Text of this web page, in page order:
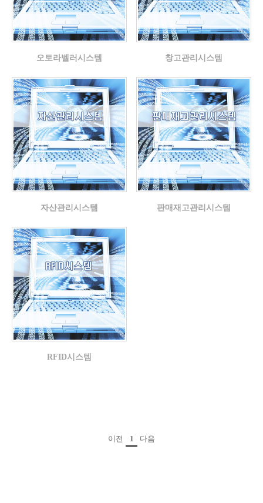
오토라벨러시스템 창고관리시스템
자산관리시스템 판매재고관리시스템
RFID시스템
이전 1 다음